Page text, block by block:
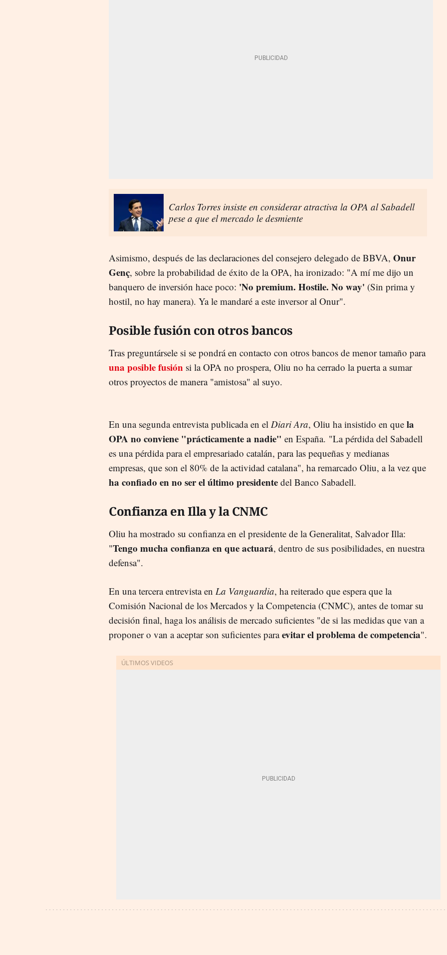
Carlos Torres insiste en considerar atractiva la OPA al Sabadell
pese a que el mercado le desmiente
Asimismo, después de las declaraciones del consejero delegado de BBVA, Onur
Genç, sobre la probabilidad de éxito de la OPA, ha ironizado: "A mí me dijo un
banquero de inversión hace poco: 'No premium. Hostile. No way' (Sin prima y
hostil, no hay manera). Ya le mandaré a este inversor al Onur".
Posible fusión con otros bancos
Tras preguntársele si se pondrá en contacto con otros bancos de menor tamaño para
una posible fusión si la OPA no prospera, Oliu no ha cerrado la puerta a sumar
otros proyectos de manera "amistosa" al suyo.
En una segunda entrevista publicada en el Diari Ara, Oliu ha insistido en que la
OPA no conviene "prácticamente a nadie" en España. "La pérdida del Sabadell
es una pérdida para el empresariado catalán, para las pequeñas y medianas
empresas, que son el 80% de la actividad catalana", ha remarcado Oliu, a la vez que
ha confiado en no ser el último presidente del Banco Sabadell.
Confianza en Illa y la CNMC
Oliu ha mostrado su confianza en el presidente de la Generalitat, Salvador Illa:
"Tengo mucha confianza en que actuará, dentro de sus posibilidades, en nuestra
defensa".
En una tercera entrevista en La Vanguardia, ha reiterado que espera que la
Comisión Nacional de los Mercados y la Competencia (CNMC), antes de tomar su
decisión final, haga los análisis de mercado suficientes "de si las medidas que van a
proponer o van a aceptar son suficientes paraevitar el problema de competencia".